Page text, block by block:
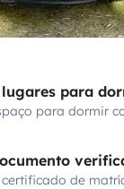
para
para dormir
certificado de